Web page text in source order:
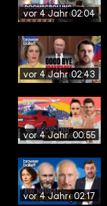
vor 4 Jahren02:04
vor 4 Jahren02:43
vor 4 Jahren00:55
vor 4 Jahren02:17